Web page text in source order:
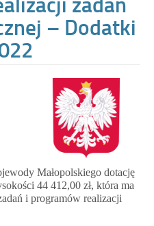
realizacji
zadań
społecznej
Dodatki
2022
– Dodatki
Małopolskiego dotację
44 412,00 zł, która ma
i programów realizacji